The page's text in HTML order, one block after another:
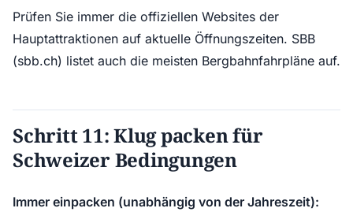
Prüfen Sie immer die offiziellen Websites der
Hauptattraktionen auf aktuelle Öffnungszeiten. SBB
(sbb.ch) listet auch die meisten Bergbahnfahrpläne auf.
Schritt 11: Klug packen für
Schweizer Bedingungen
Immer einpacken (unabhängig von der Jahreszeit):